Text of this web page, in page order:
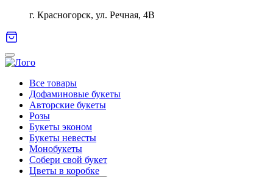
г. Красногорск, ул. Речная, 4В
Все товары
Дофаминовые букеты
Авторские букеты
Розы
Букеты эконом
Букеты невесты
Монобукеты
Собери свой букет
Цветы в коробке